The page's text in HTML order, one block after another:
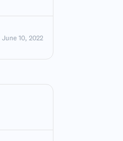
June 10, 2022